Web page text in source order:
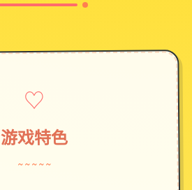
♡
游戏特色
~~~~~